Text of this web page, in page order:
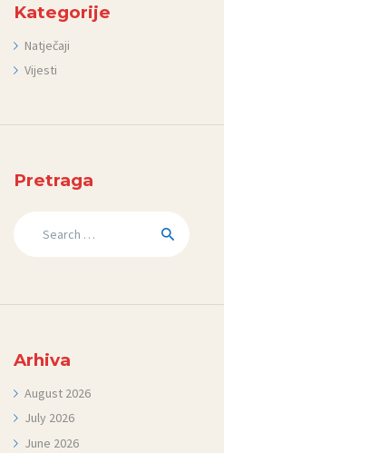
Kategorije
Natječaji
Vijesti
Pretraga
Arhiva
August 2026
July 2026
June 2026